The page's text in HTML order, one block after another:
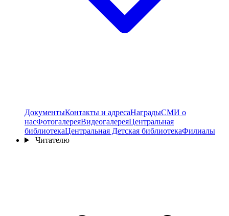
ДокументыКонтакты и адресаНаградыСМИ о
насФотогалереяВидеогалереяЦентральная
библиотекаЦентральная Детская библиотекаФилиалы
Читателю